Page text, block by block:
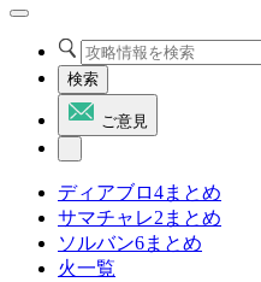
検索
ご意見
ディアブロ4まとめ
サマチャレ2まとめ
ソルバン6まとめ
火一覧